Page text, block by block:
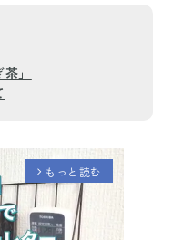
」
arrow_forward_ios もっと読む